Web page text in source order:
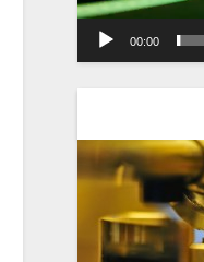
00:00